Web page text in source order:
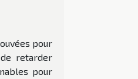
pour
retarder
pour